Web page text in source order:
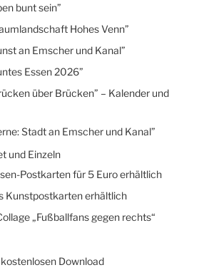
bunt sein”
Hohes Venn”
an Emscher und Kanal”
Essen 2026”
über Brücken” – Kalender und
Stadt an Emscher und Kanal”
und Einzeln
Postkarten für 5 Euro erhältlich
Kunstpostkarten erhältlich
„Fußballfans gegen rechts“
Download